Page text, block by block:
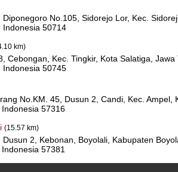
No.105, Sidorejo Lor, Kec.
Indonesia 50714
km)
Cebongan, Kec. Tingkir, Kota Salatiga, Jawa
Indonesia 50745
No.KM. 45, Dusun 2, Candi, Kec. Ampel,
57316
(15.57 km)
2, Kebonan, Boyolali, Kabupaten
57381